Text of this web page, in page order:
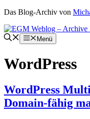
Zum
springen
Das Blog-Archiv von
Menü
WordPress
WordPress
Domain-fähig